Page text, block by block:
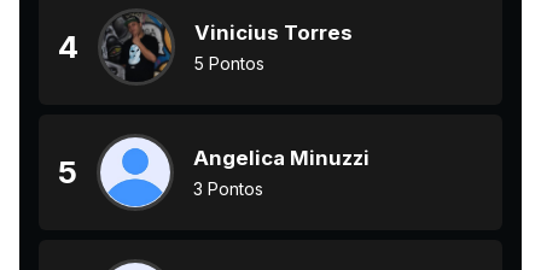
4 Vinicius Torres
5 Pontos
5 Angelica Minuzzi
3 Pontos